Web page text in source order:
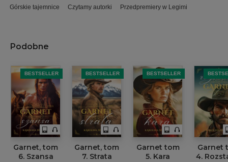
Górskie tajemnice Czytamy autorki Przedpremiery w Legimi
Podobne
BESTSELLER
Garnet, tom
6. Szansa
BESTSELLER
Garnet, tom
7. Strata
BESTSELLER
Garnet tom
5. Kara
Garnet
4.